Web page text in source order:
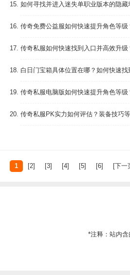
15. 如何寻找并进入迷失单职业版本的隐藏
16. 传奇免费公益服如何快速提升角色等级
17. 传奇私服如何快速找到入口并高效升级
18. 白日门宝箱具体位置在哪？如何快速找
19. 传奇私服电脑版如何快速提升角色等级
20. 传奇私服PK实力如何评估？装备技巧
1 [2] [3] [4] [5] [6] [下一
*注释：站内